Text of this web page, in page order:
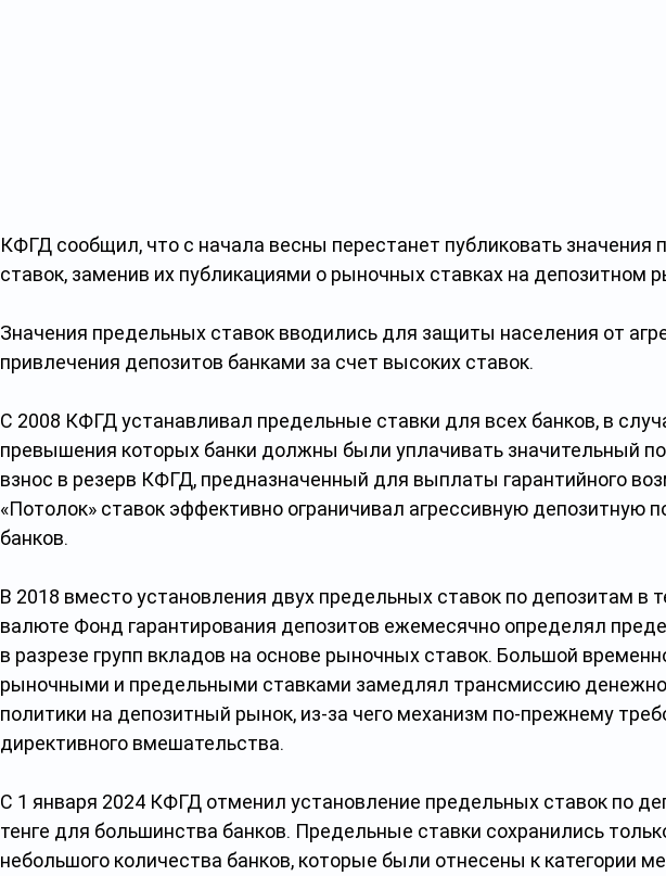
КФГД сообщил, что с начала весны перестанет публиковать значения
ставок, заменив их публикациями о рыночных ставках на депозитном
Значения предельных ставок вводились для защиты населения от
привлечения депозитов банками за счет высоких ставок.
С 2008 КФГД устанавливал предельные ставки для всех банков, в
превышения которых банки должны были уплачивать значительный
взнос в резерв КФГД, предназначенный для выплаты гарантийного
«Потолок» ставок эффективно ограничивал агрессивную депозитную
банков.
В 2018 вместо установления двух предельных ставок по депозитам в
валюте Фонд гарантирования депозитов ежемесячно определял
в разрезе групп вкладов на основе рыночных ставок. Большой
рыночными и предельными ставками замедлял трансмиссию
политики на депозитный рынок, из-за чего механизм по-прежнему
директивного вмешательства.
С 1 января 2024 КФГД отменил установление предельных ставок по
тенге для большинства банков. Предельные ставки сохранились
небольшого количества банков, которые были отнесены к категории